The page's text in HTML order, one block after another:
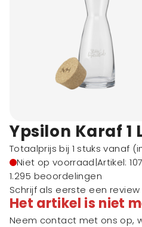
Ypsilon Karaf 1
Totaalprijs bij 1 stuks vanaf
Niet op voorraad|Artikel:
1.295 beoordelingen
Schrijf als eerste een review
Het artikel is niet
Neem contact met ons op,